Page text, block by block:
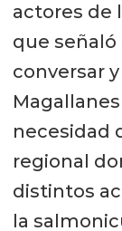
actores de
que señaló
conversar
necesidad
regional
distintos
la